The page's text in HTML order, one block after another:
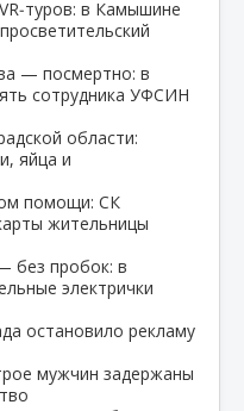
в Камышине
— посмертно: в
сотрудника УФСИН
области:
яйца и
помощи: СК
жительницы
без пробок: в
электрички
остановило рекламу
мужчин задержаны